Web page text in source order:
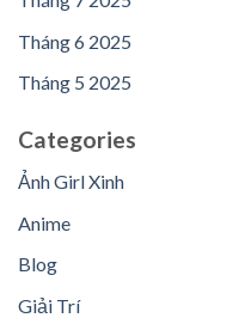
Tháng 6 2025
Tháng 5 2025
Categories
Ảnh Girl Xinh
Anime
Blog
Giải Trí